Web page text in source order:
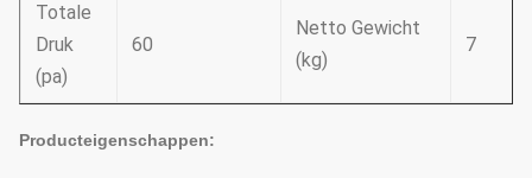
Totale
Druk
(pa)
60
Netto Gewicht
(kg)
7
Producteigenschappen: